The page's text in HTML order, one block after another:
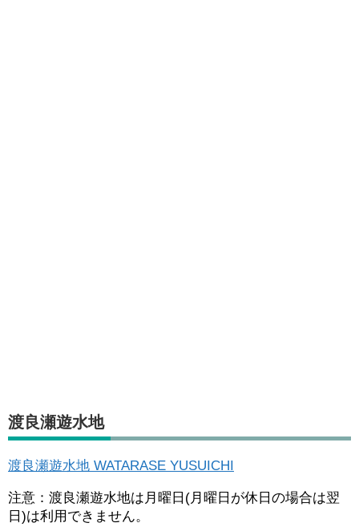
渡良瀬遊水地
渡良瀬遊水地 WATARASE YUSUICHI
注意：渡良瀬遊水地は月曜日(月曜日が休日の場合は翌
日)は利用できません。